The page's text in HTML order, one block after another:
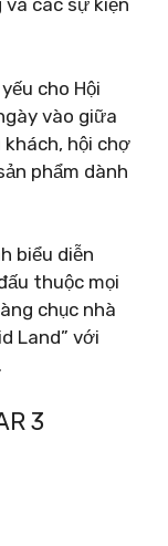
các sự kiện
cho Hội
vào giữa
hội chợ
phẩm dành
biểu diễn
thuộc mọi
chục nhà
Land” với
3